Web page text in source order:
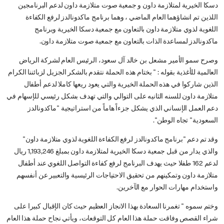
دسكا الخيرية لمتلازمة داون و جمعية صوت متلازمة داون لدعم البرنامجين
اللذين تم انشاؤهما العام الماضي ، وهما برنامج ماكدونالدز لرفع الكفاءة
اللغوية لذوي متلازمة داون بالتعاون مع جمعية دسكا الخيرية وبرنامج
ماكدونالدز لمساعدة الذات بالتعاون مع جمعية صوت متلازمة داون.
وصرح سمو الأمير مشعل بن خالد آل سعود، الرئيس العام لشركة الرياض
العالمية للأغذية بقوله : " بختام هذه الحملة نتقدم بالشكر الجزيل لزبائننا الكرام
الذين شاركوا في هذه الحملة الخيرية والتي يعود ريعها كاملا لدعم أطفال
متلازمة داون للسنه الثانيه على التوالي والتي تهدف بشكل رئيسي للإسهام في
دعم العمل الإنساني الذي يشكل جزءاً هاماً من استراتيجية "ماكدونالدز
السعودية" تجاه الوطن".
وقد تم دعم "برنامج ماكدونالدز لرفع الكفاءة اللغوية لذوي متلازمة داون"
والذي يدار من قبل جمعية دسكا الخيرية لمتلازمة داون بمبلغ 1,193,246 ريال
لدعم 162 طفلا حيث يهدف البرنامج لرفع كفاءة التواصل اللغوي عند أطفال
متلازمة داون وتمكينهم من تحقيق الاحتياجات الرئيسية والتعبير عن أنفسهم
واستخدام مهارات الحوار مع الآخرين.
وختم سموه " تغمرنا السعادة بهذا الانجاز العظيم حيث كان الإقبال كبيرا على
شراء القصص وفاقت حملة هذا العام كل التوقعات، ويأتي نجاح حملة هذا العام